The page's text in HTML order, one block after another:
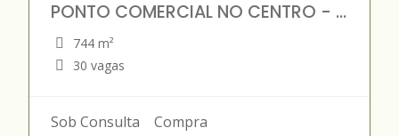
PONTO COMERCIAL NO CENTRO - 744 m2 - DISPONÍVEL PARA VENDA
744 m²
30 vagas
Sob Consulta Compra